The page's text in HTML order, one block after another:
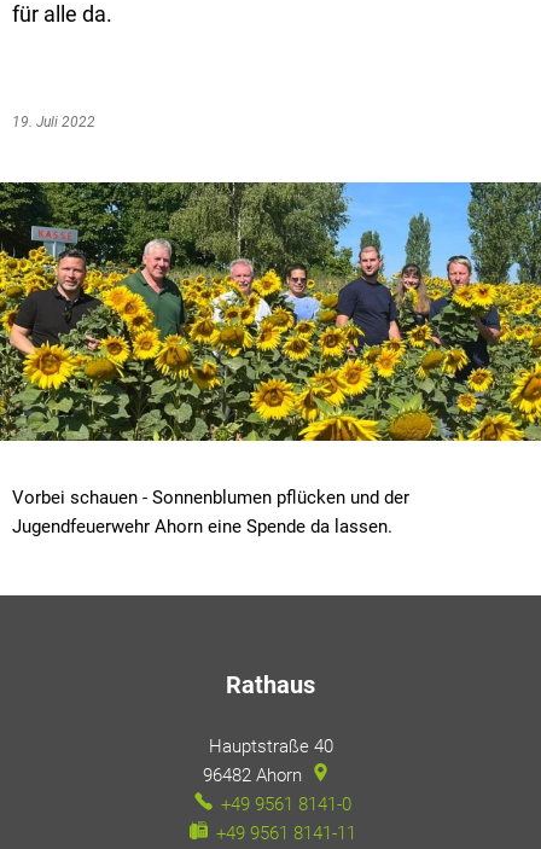
für alle da.
19. Juli 2022
Vorbei schauen - Sonnenblumen pflücken und der
Jugendfeuerwehr Ahorn eine Spende da lassen.
Rathaus
Hauptstraße 40
96482 Ahorn
+49 9561 8141-0
+49 9561 8141-11